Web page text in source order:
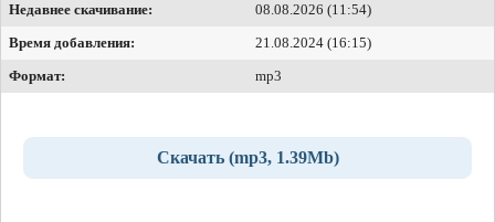
Недавнее скачивание:
08.08.2026 (11:54)
Время добавления:
21.08.2024 (16:15)
Формат:
mp3
Скачать (mp3, 1.39Mb)